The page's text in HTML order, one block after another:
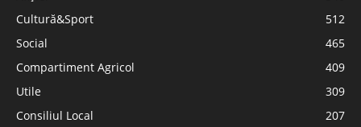
Cultură&Sport
512
Social
465
Compartiment Agricol
409
Utile
309
Consiliul Local
207